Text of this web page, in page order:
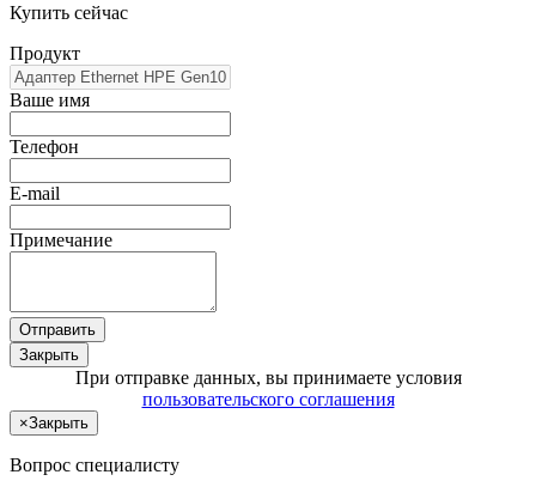
Купить сейчас
Продукт
Ваше имя
Телефон
E-mail
Примечание
Отправить
Закрыть
При отправке данных, вы принимаете условия
пользовательского соглашения
×Закрыть
Вопрос специалисту